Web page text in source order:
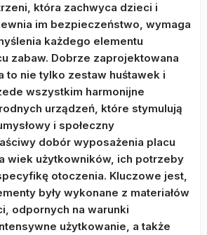
która zachwyca dzieci i
im bezpieczeństwo, wymaga
każdego elementu
zabaw. Dobrze zaprojektowana
to nie tylko zestaw huśtawek i
wszystkim harmonijne
urządzeń, które stymulują
i społeczny
dobór wyposażenia placu
wiek użytkowników, ich potrzeby
otoczenia. Kluczowe jest,
były wykonane z materiałów
odpornych na warunki
użytkowanie, a także